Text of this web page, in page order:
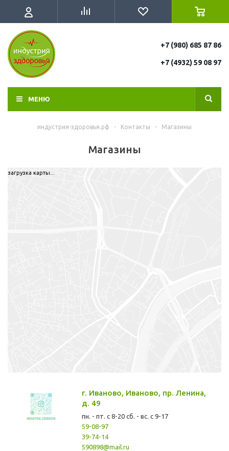
+7 (980) 685 87 86
+7 (4932) 59 08 97
МЕНЮ
индустрия-здоровья.рф - Контакты - Магазины
Магазины
загрузка карты...
г. Иваново, Иваново, пр. Ленина,
д. 49
пн. - пт. с 8-20 сб. - вс. с 9-17
59-08-97
39-74-14
590898@mail.ru